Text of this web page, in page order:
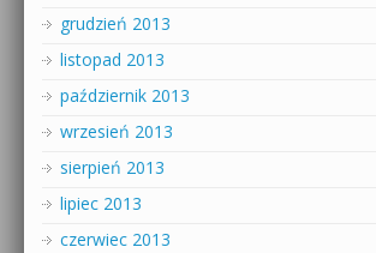
grudzień 2013
listopad 2013
październik 2013
wrzesień 2013
sierpień 2013
lipiec 2013
czerwiec 2013